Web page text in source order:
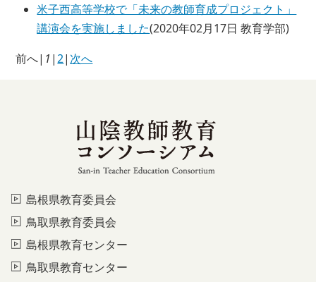
米子西高等学校で「未来の教師育成プロジェクト」
講演会を実施しました(2020年02月17日 教育学部)
前へ| 1 |2| 次へ
島根県教育委員会
鳥取県教育委員会
島根県教育センター
鳥取県教育センター